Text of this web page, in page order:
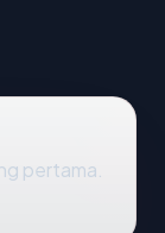
pertama.